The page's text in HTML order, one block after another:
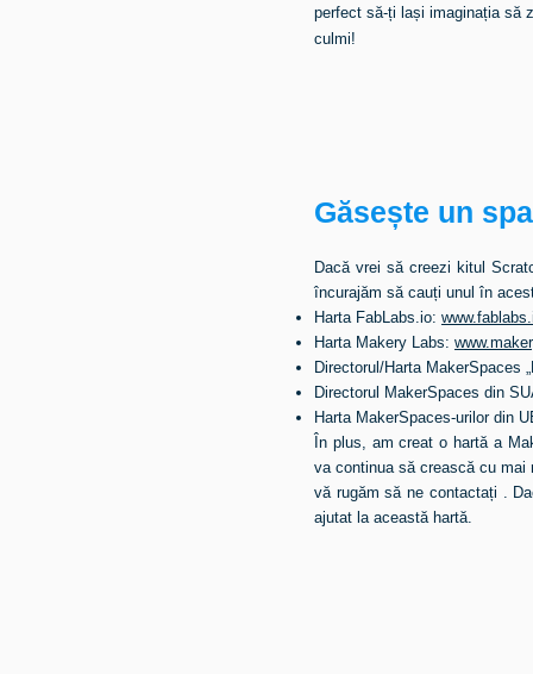
perfect să-ți lași imaginația să
culmi!
Găsește un
Dacă vrei să creezi kitul
încurajăm să cauți unul în
Harta FabLabs.io:
Harta Makery Labs:
Directorul/Harta MakerSpaces
Directorul MakerSpaces din
Harta MakerSpaces-urilor din
În plus, am creat o hartă a
va continua să crească cu
vă rugăm să ne contactați .
ajutat la această hartă.